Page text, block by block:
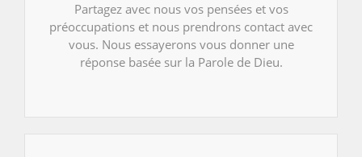
Partagez avec nous vos pensées et vos
préoccupations et nous prendrons contact avec
vous. Nous essayerons vous donner une
réponse basée sur la Parole de Dieu.